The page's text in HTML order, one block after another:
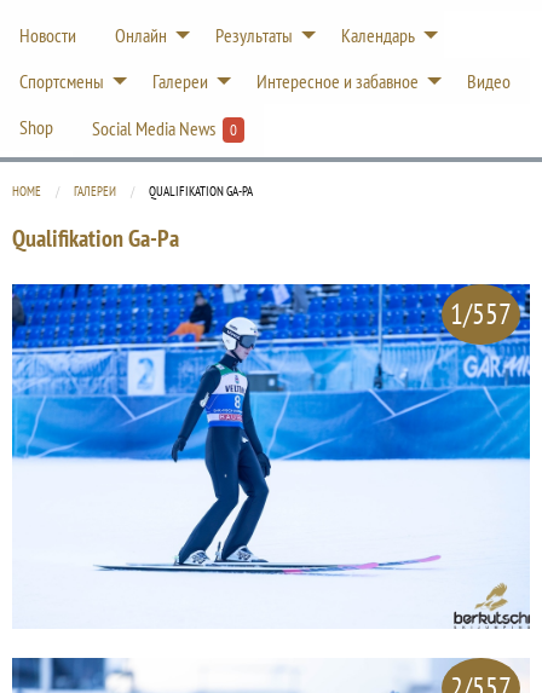
Новости Онлайн Результаты
Календарь
Спортсмены
Галереи Интересное и забавное
Видео
Shop
Social Media News 0
HOME ГАЛЕРЕИ CURRENT:
QUALIFIKATION GA-PA
Qualifikation Ga-Pa
1/557